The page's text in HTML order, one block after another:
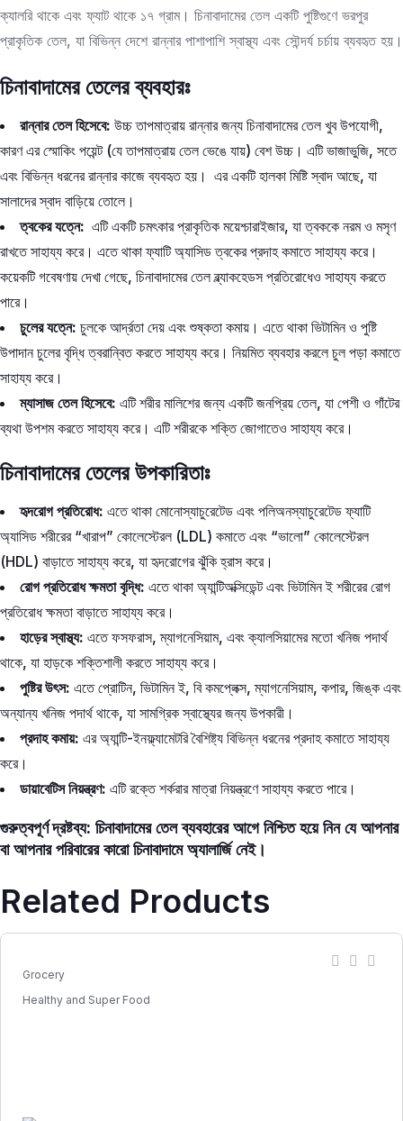
ক্যালরি থাকে এবং ফ্যাট থাকে ১৭ গ্রাম। চিনাবাদামের তেল একটি পুষ্টিগুণে ভরপুর
প্রাকৃতিক তেল, যা বিভিন্ন দেশে রান্নার পাশাপাশি স্বাস্থ্য এবং সৌন্দর্য চর্চায় ব্যবহৃত হয়।
চিনাবাদামের তেলের ব্যবহারঃ
রান্নার তেল হিসেবে: উচ্চ তাপমাত্রায় রান্নার জন্য চিনাবাদামের তেল খুব উপযোগী,
কারণ এর স্মোকিং পয়েন্ট (যে তাপমাত্রায় তেল ভেঙে যায়) বেশ উচ্চ। এটি ভাজাভুজি, সতে
এবং বিভিন্ন ধরনের রান্নার কাজে ব্যবহৃত হয়। এর একটি হালকা মিষ্টি স্বাদ আছে, যা
সালাদের স্বাদ বাড়িয়ে তোলে।
ত্বকের যত্নে: এটি একটি চমৎকার প্রাকৃতিক ময়েশ্চারাইজার, যা ত্বককে নরম ও মসৃণ
রাখতে সাহায্য করে। এতে থাকা ফ্যাটি অ্যাসিড ত্বকের প্রদাহ কমাতে সাহায্য করে।
কয়েকটি গবেষণায় দেখা গেছে, চিনাবাদামের তেল ব্ল্যাকহেডস প্রতিরোধেও সাহায্য করতে
পারে।
চুলের যত্নে: চুলকে আর্দ্রতা দেয় এবং শুষ্কতা কমায়। এতে থাকা ভিটামিন ও পুষ্টি
উপাদান চুলের বৃদ্ধি ত্বরান্বিত করতে সাহায্য করে। নিয়মিত ব্যবহার করলে চুল পড়া কমাতে
সাহায্য করে।
ম্যাসাজ তেল হিসেবে: এটি শরীর মালিশের জন্য একটি জনপ্রিয় তেল, যা পেশী ও গাঁটের
ব্যথা উপশম করতে সাহায্য করে। এটি শরীরকে শক্তি জোগাতেও সাহায্য করে।
চিনাবাদামের তেলের উপকারিতাঃ
হৃদরোগ প্রতিরোধ: এতে থাকা মোনোস্যাচুরেটেড এবং পলিঅনস্যাচুরেটেড ফ্যাটি
অ্যাসিড শরীরের “খারাপ” কোলেস্টেরল (LDL) কমাতে এবং “ভালো” কোলেস্টেরল
(HDL) বাড়াতে সাহায্য করে, যা হৃদরোগের ঝুঁকি হ্রাস করে।
রোগ প্রতিরোধ ক্ষমতা বৃদ্ধি: এতে থাকা অ্যান্টিঅক্সিডেন্ট এবং ভিটামিন ই শরীরের রোগ
প্রতিরোধ ক্ষমতা বাড়াতে সাহায্য করে।
হাড়ের স্বাস্থ্য: এতে ফসফরাস, ম্যাগনেসিয়াম, এবং ক্যালসিয়ামের মতো খনিজ পদার্থ
থাকে, যা হাড়কে শক্তিশালী করতে সাহায্য করে।
পুষ্টির উৎস: এতে প্রোটিন, ভিটামিন ই, বি কমপ্লেক্স, ম্যাগনেসিয়াম, কপার, জিঙ্ক এবং
অন্যান্য খনিজ পদার্থ থাকে, যা সামগ্রিক স্বাস্থ্যের জন্য উপকারী।
প্রদাহ কমায়: এর অ্যান্টি-ইনফ্ল্যামেটরি বৈশিষ্ট্য বিভিন্ন ধরনের প্রদাহ কমাতে সাহায্য
করে।
ডায়াবেটিস নিয়ন্ত্রণ: এটি রক্তে শর্করার মাত্রা নিয়ন্ত্রণে সাহায্য করতে পারে।
গুরুত্বপূর্ণ দ্রষ্টব্য: চিনাবাদামের তেল ব্যবহারের আগে নিশ্চিত হয়ে নিন যে আপনার
বা আপনার পরিবারের কারো চিনাবাদামে অ্যালার্জি নেই।
Related Products
Grocery
Healthy and Super Food